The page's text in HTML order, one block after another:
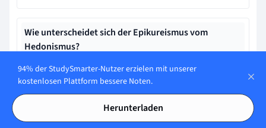
Wie unterscheidet sich der Epikureismus vom
Hedonismus?
Im Epikureismus steht geistige Freude im
Vordergrund, während körperliche Freuden als
vergänglich gelten. Zudem steht die Qualität der Lust
im Fokus, statt deren Menge, und es wird eine
beständige, stabile Freude angestrebt.
94% der StudySmarter-Nutzer erzielen mit unserer
kostenlosen Plattform bessere Noten.
Herunterladen